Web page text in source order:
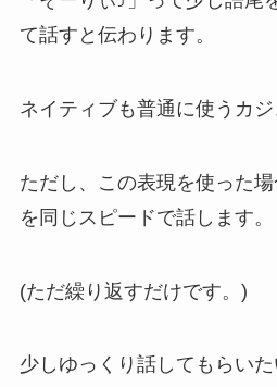
て話すと伝わります。
ネイティブも普通に使うカジ
ただし、この表現を使った
を同じスピードで話します。
(ただ繰り返すだけです。)
少しゆっくり話してもらいた